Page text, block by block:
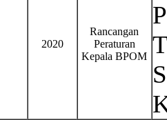
2020
Rancangan
Peraturan
Kepala BPOM